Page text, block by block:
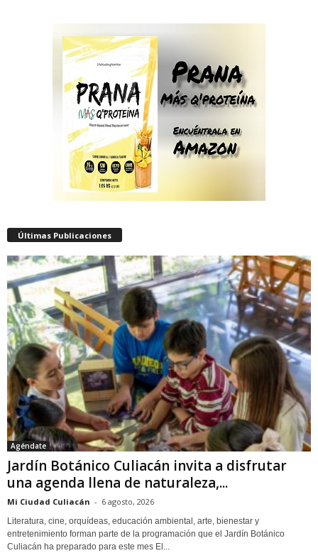
Últimas Publicaciones
Agéndate
Jardín Botánico Culiacán invita a disfrutar
una agenda llena de naturaleza,...
Mi Ciudad Culiacán - 6 agosto, 2026
Literatura, cine, orquídeas, educación ambiental, arte, bienestar y
entretenimiento forman parte de la programación que el Jardín Botánico
Culiacán ha preparado para este mes El...